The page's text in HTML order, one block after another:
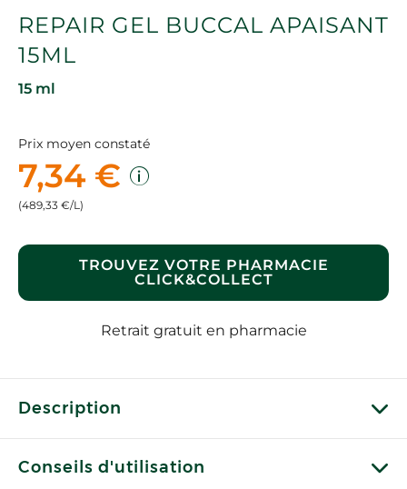
REPAIR GEL BUCCAL APAISANT
15ML
15 ml
Prix moyen constaté
7,34 €
(489,33 €/L)
TROUVEZ VOTRE PHARMACIE
CLICK&COLLECT
Retrait gratuit en pharmacie
Description
Conseils d'utilisation